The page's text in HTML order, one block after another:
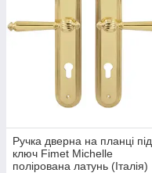
Ручка дверна на планці під
ключ Fimet Michelle
полірована латунь (Італія)